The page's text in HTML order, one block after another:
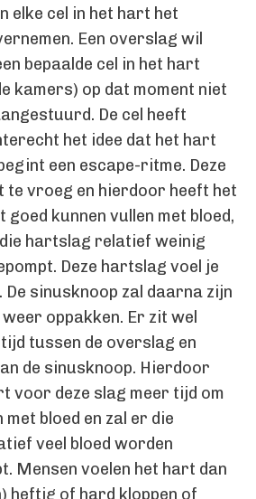
elke cel in het hart het
Een overslag wil
bepaalde cel in het hart
kamers) op dat moment niet
De cel heeft
het idee dat het hart
een escape-ritme. Deze
te vroeg en hierdoor heeft het
goed kunnen vullen met bloed,
hartslag relatief weinig
Deze hartslag voel je
De sinusknoop zal daarna zijn
oppakken. Er zit wel
tussen de overslag en
de sinusknoop. Hierdoor
voor deze slag meer tijd om
met bloed en zal er die
veel bloed worden
Mensen voelen het hart dan
heftig of hard kloppen of